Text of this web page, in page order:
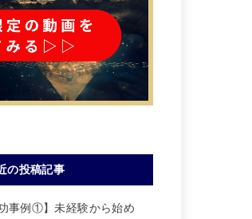
投稿記事
事例①】未経験から始め